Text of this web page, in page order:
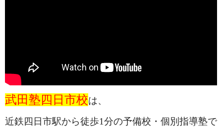
武田塾四日市校は、
近鉄四日市駅から徒歩1分の予備校・個別指導塾で